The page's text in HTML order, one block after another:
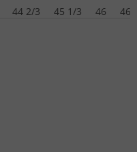
44 2/3 45 1/3 46 46